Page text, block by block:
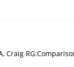
Craig